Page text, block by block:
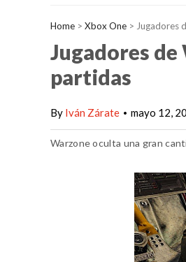
Home > Xbox One > Jugadores
Jugadores
partidas
By Iván Zárate • mayo 12,
Warzone oculta una gran